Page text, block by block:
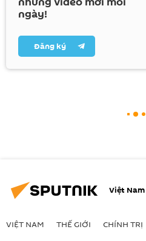
ngày!
Đăng ký
Việt Nam
VIỆT NAM THẾ GIỚI CHÍNH TRỊ